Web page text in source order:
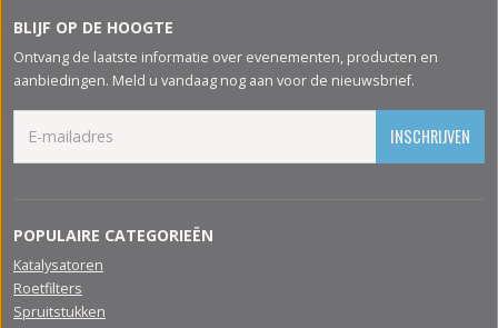
BLIJF OP DE HOOGTE
Ontvang de laatste informatie over evenementen, producten en
aanbiedingen. Meld u vandaag nog aan voor de nieuwsbrief.
INSCHRIJVEN
POPULAIRE CATEGORIEËN
Katalysatoren
Roetfilters
Spruitstukken